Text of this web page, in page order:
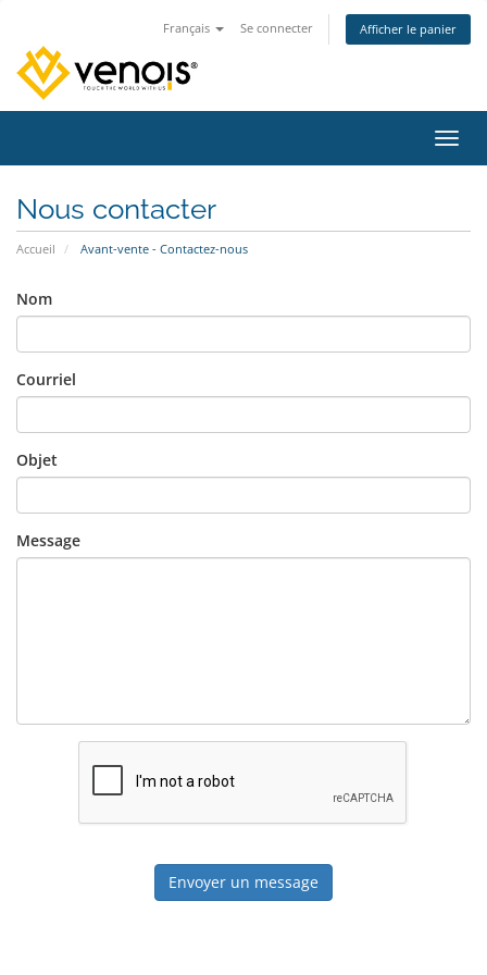
Français Se connecter Afficher le panier
Nous contacter
Accueil Avant-vente - Contactez-nous
Nom
Courriel
Objet
Message
Envoyer un message